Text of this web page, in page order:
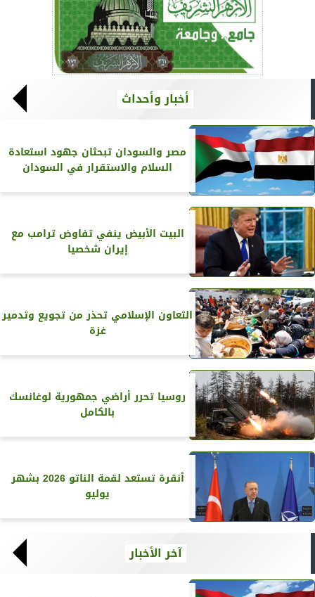
أخبار وأحداث
مصر والسودان تبحثان جهود استعادة
السلام والاستقرار في السودان
البيت الأبيض ينفي تفاوض ترامب مع
إيران شخصيا
التعاون الإسلامي تحذر من تجويع وتدمير
غزة
روسيا تحرر أراضي جمهورية لوغانسك
بالكامل
أنقرة تستعد لقمة الناتو 2026 بشهر
يوليو
آخر الأخبار